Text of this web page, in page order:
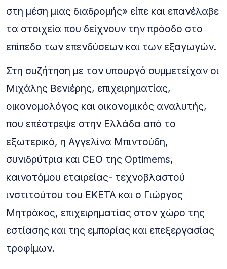
στη μέση μιας διαδρομής» είπε και επανέλαβε
τα στοιχεία που δείχνουν την πρόοδο στο
επίπεδο των επενδύσεων και των εξαγωγών.
Στη συζήτηση με τον υπουργό συμμετείχαν οι
Μιχάλης Βενιέρης, επιχειρηματίας,
οικονομολόγος και οικονομικός αναλυτής,
που επέστρεψε στην Ελλάδα από το
εξωτερικό, η Αγγελίνα Μπιντούδη,
συνιδρύτρια και CEO της Optimems,
καινοτόμου εταιρείας- τεχνοβλαστού
ινστιτούτου του ΕΚΕΤΑ και ο Γιώργος
Μητράκος, επιχειρηματίας στον χώρο της
εστίασης και της εμπορίας και επεξεργασίας
τροφίμων.